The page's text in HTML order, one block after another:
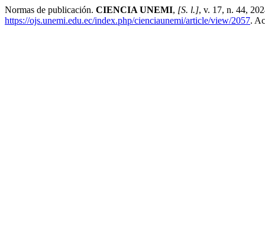
Normas de publicación. CIENCIA UNEMI, [S. l.], v. 17, n. 44,
https://ojs.unemi.edu.ec/index.php/cienciaunemi/article/view/2057.